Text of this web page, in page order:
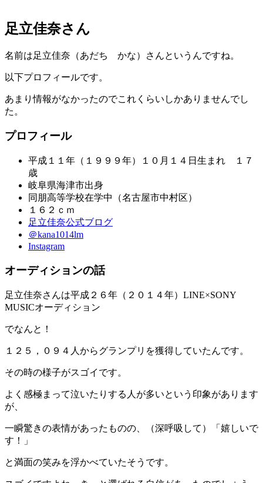
足立佳奈さん
名前は足立佳奈（あだち かな）さんというんですね。
以下プロフィールです。
あまり情報がなかったのでこれくらいしかありませんでし
た。
プロフィール
平成１１年（１９９９年）１０月１４日生まれ １７
歳
岐阜県海津市出身
同朋高等学校在学中（名古屋市中村区）
１６２ｃｍ
足立佳奈公式ブログ
＠kana1014lm
Instagram
オーディションの話
足立佳奈さんは平成２６年（２０１４年）LINE×SONY
MUSICオーディション
でなんと！
１２５，０９４人からグランプリを獲得していたんです。
その時の様子がスゴイです。
よく感極まって泣いたりする人が多いという印象があります
が、
一瞬驚きの表情があったものの、（深呼吸して）「嬉しいで
す！」
と満面の笑みを浮かべていたそうです。